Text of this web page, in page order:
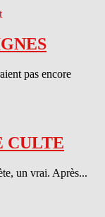
pas encore
CULTE
un vrai. Après...